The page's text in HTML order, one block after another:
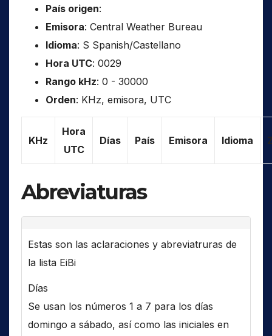
País origen:
Emisora: Central Weather Bureau
Idioma: S Spanish/Castellano
Hora UTC: 0029
Rango kHz: 0 - 30000
Orden: KHz, emisora, UTC
KHz
Hora
UTC
Días País Emisora Idioma
Abreviaturas
Estas son las aclaraciones y abreviatruras de
la lista EiBi
Días
Se usan los números 1 a 7 para los días
domingo a sábado, así como las iniciales en